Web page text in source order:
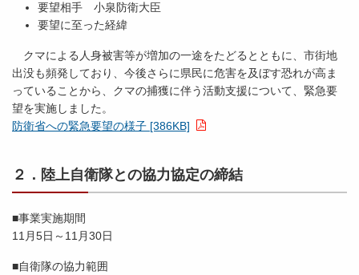
要望相手 小泉防衛大臣
要望に至った経緯
クマによる人身被害等が増加の一途をたどるとともに、市街地
出没も頻発しており、今後さらに県民に危害を及ぼす恐れが高ま
っていることから、クマの捕獲に伴う活動支援について、緊急要
望を実施しました。
防衛省への緊急要望の様子 [386KB]
２．陸上自衛隊との協力協定の締結
■事業実施期間
11月5日～11月30日
■自衛隊の協力範囲